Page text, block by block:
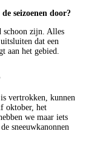
seizoenen door?
schoon zijn. Alles
dat een
aan het gebied.
vertrokken, kunnen
oktober, het
we maar iets
sneeuwkanonnen